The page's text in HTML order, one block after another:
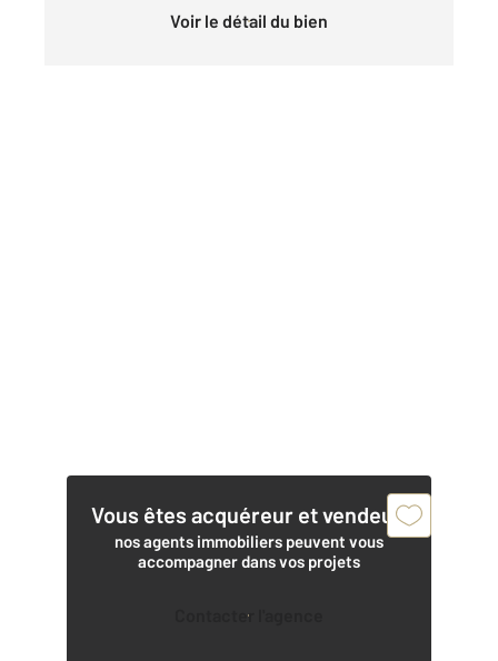
Voir le détail du bien
Vous êtes acquéreur et vendeur,
nos agents immobiliers peuvent vous
accompagner dans vos projets
Contacter l'agence